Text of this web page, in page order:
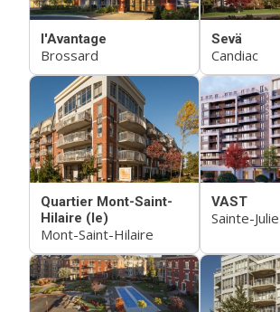
l'Avantage
Brossard
Sevä
Candiac
Quartier Mont-Saint-
Hilaire (le)
Mont-Saint-Hilaire
VAST
Sainte-Julie